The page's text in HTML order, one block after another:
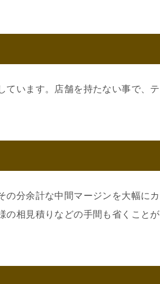
ています。店舗を持たない事で、テ
の分余計な中間マージンを大幅にカ
の相見積りなどの手間も省くことが